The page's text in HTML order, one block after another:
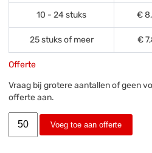
10 - 24 stuks €
25 stuks of meer €
Offerte
Vraag bij grotere aantallen of geen
offerte aan.
Voeg toe aan offerte